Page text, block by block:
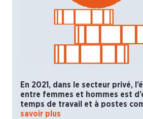
En 2021, dans le secteur privé,
entre femmes et hommes est
temps de travail et à postes
savoir plus